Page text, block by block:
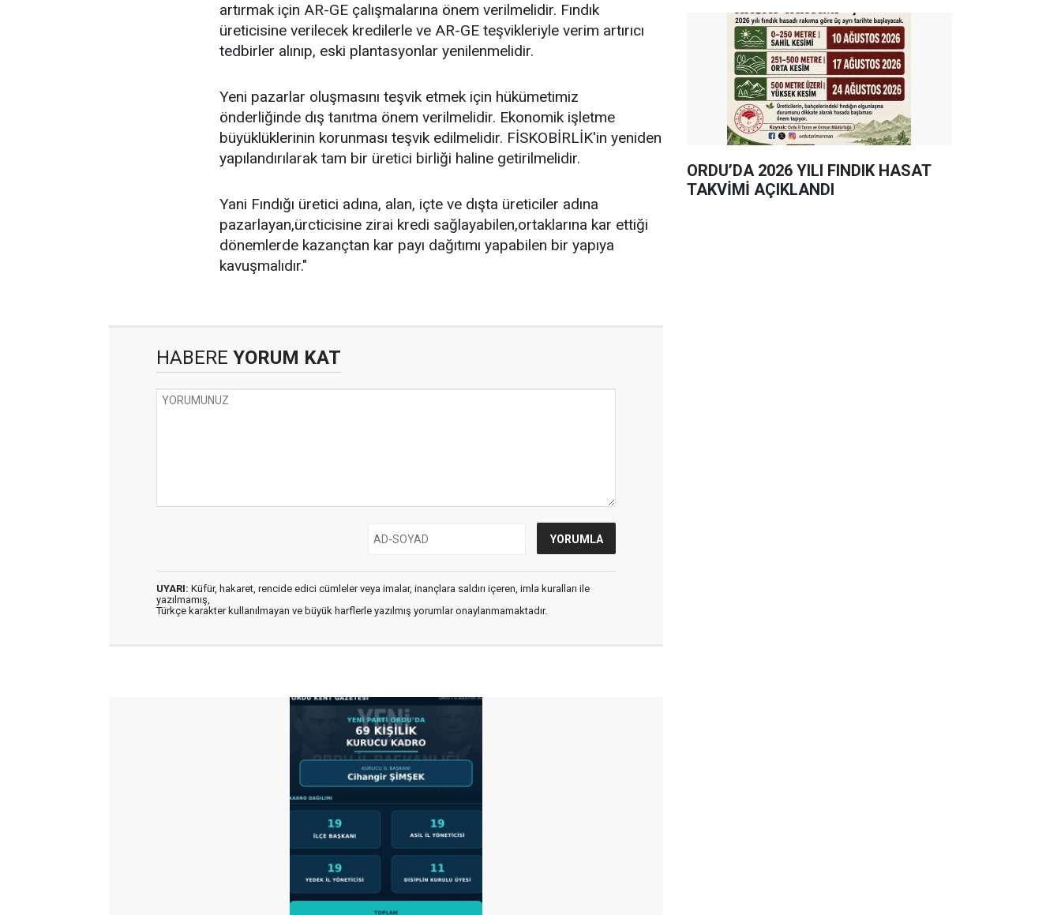
artırmak için AR-GE çalışmalarına önem verilmelidir. Fındık
üreticisine verilecek kredilerle ve AR-GE teşvikleriyle verim artırıcı
tedbirler alınıp, eski plantasyonlar yenilenmelidir.
Yeni pazarlar oluşmasını teşvik etmek için hükümetimiz
önderliğinde dış tanıtma önem verilmelidir. Ekonomik işletme
büyüklüklerinin korunması teşvik edilmelidir. FİSKOBİRLİK'in yeniden
yapılandırılarak tam bir üretici birliği haline getirilmelidir.
Yani Fındığı üretici adına, alan, içte ve dışta üreticiler adına
pazarlayan,ürcticisine zirai kredi sağlayabilen,ortaklarına kar ettiği
dönemlerde kazançtan kar payı dağıtımı yapabilen bir yapıya
kavuşmalıdır."
HABERE YORUM KAT
UYARI: Küfür, hakaret, rencide edici cümleler veya imalar, inançlara saldırı içeren, imla kuralları ile
yazılmamış,
Türkçe karakter kullanılmayan ve büyük harflerle yazılmış yorumlar onaylanmamaktadır.
ORDU’DA 2026 YILI FINDIK HASAT
TAKVİMİ AÇIKLANDI